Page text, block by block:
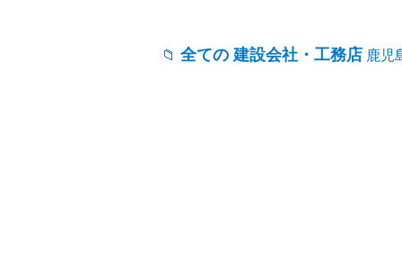
全ての 建設会社・工務店 鹿児